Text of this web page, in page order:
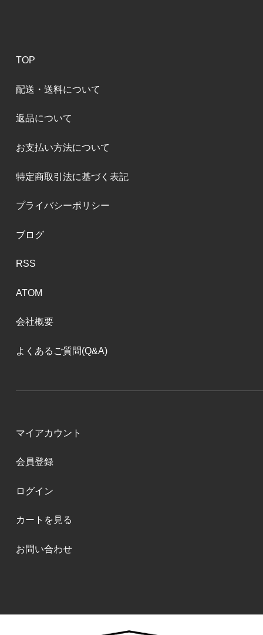
TOP
配送・送料について
返品について
お支払い方法について
特定商取引法に基づく表記
プライバシーポリシー
ブログ
RSS
ATOM
会社概要
よくあるご質問(Q&A)
マイアカウント
会員登録
ログイン
カートを見る
お問い合わせ